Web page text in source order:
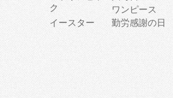
ク
ワンピース
イースター
勤労感謝の日